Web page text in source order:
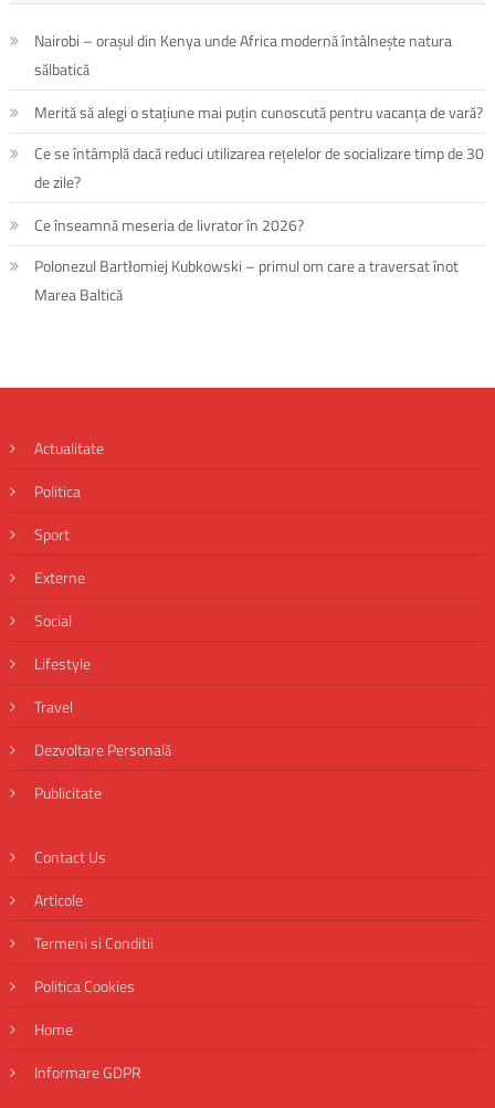
Nairobi – orașul din Kenya unde Africa modernă întâlnește natura
sălbatică
Merită să alegi o stațiune mai puțin cunoscută pentru vacanța de vară?
Ce se întâmplă dacă reduci utilizarea rețelelor de socializare timp de 30
de zile?
Ce înseamnă meseria de livrator în 2026?
Polonezul Bartłomiej Kubkowski – primul om care a traversat înot
Marea Baltică
Actualitate
Politica
Sport
Externe
Social
Lifestyle
Travel
Dezvoltare Personală
Publicitate
Contact Us
Articole
Termeni si Conditii
Politica Cookies
Home
Informare GDPR